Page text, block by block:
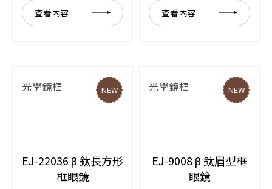
查看內容 查看內容
光學鏡框 NEW
EJ-22036 β 鈦長方形
框眼鏡
光學鏡框 NEW
EJ-9008 β 鈦眉型框
眼鏡